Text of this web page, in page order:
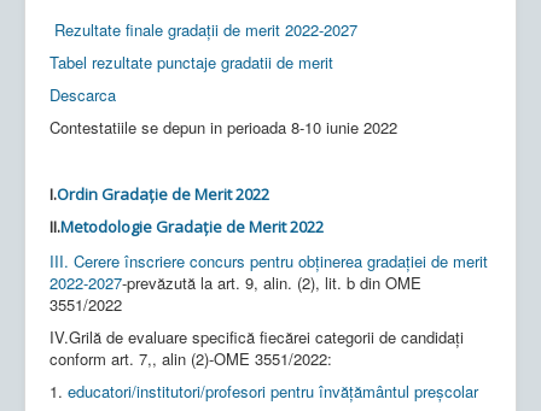
Rezultate finale gradații de merit 2022-2027
Tabel rezultate punctaje gradatii de merit
Descarca
Contestatiile se depun in perioada 8-10 iunie 2022
I.Ordin Gradație de Merit 2022
II.Metodologie Gradație de Merit 2022
III. Cerere înscriere concurs pentru obținerea gradației de merit
2022-2027-prevăzută la art. 9, alin. (2), lit. b din OME
3551/2022
IV.Grilă de evaluare specifică fiecărei categorii de candidați
conform art. 7,, alin (2)-OME 3551/2022:
1. educatori/institutori/profesori pentru învăţământul preşcolar